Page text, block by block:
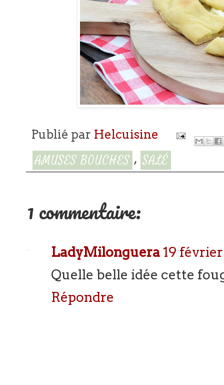
Publié par Helcuisine
AMUSES BOUCHES , SALÉ
1 commentaire:
LadyMilonguera 19
Quelle belle idée cette
Répondre